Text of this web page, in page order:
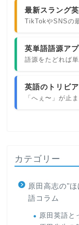
最新スラング
TikTokやSNSの
英単語語源アプ
語源をたどれば
英語のトリビ
「へぇ〜」が止
カテゴリー
原田高志の"
語コラム
原田英語と